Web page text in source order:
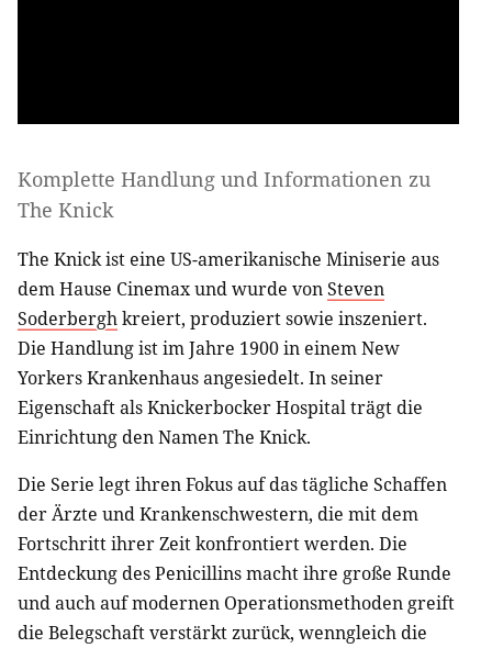
Komplette Handlung und Informationen zu
The Knick
The Knick ist eine US-amerikanische Miniserie aus
dem Hause Cinemax und wurde vonSteven
Soderberghkreiert, produziert sowie inszeniert.
Die Handlung ist im Jahre 1900 in einem New
Yorkers Krankenhaus angesiedelt. In seiner
Eigenschaft als Knickerbocker Hospital trägt die
Einrichtung den Namen The Knick.
Die Serie legt ihren Fokus auf das tägliche Schaffen
der Ärzte und Krankenschwestern, die mit dem
Fortschritt ihrer Zeit konfrontiert werden. Die
Entdeckung des Penicillins macht ihre große Runde
und auch auf modernen Operationsmethoden greift
die Belegschaft verstärkt zurück, wenngleich die